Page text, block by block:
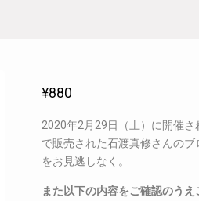
¥880
2020年2月29日（土）に開催さ
で販売された石渡真修さんの
をお見逃しなく。
また以下の内容をご確認のうえ